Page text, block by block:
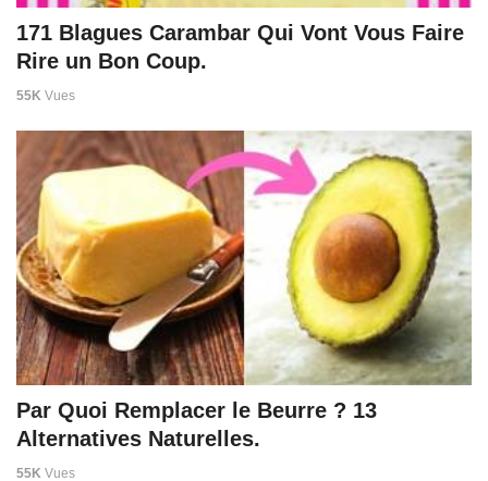
171 Blagues Carambar Qui Vont Vous Faire
Rire un Bon Coup.
55K Vues
Par Quoi Remplacer le Beurre ? 13
Alternatives Naturelles.
55K Vues